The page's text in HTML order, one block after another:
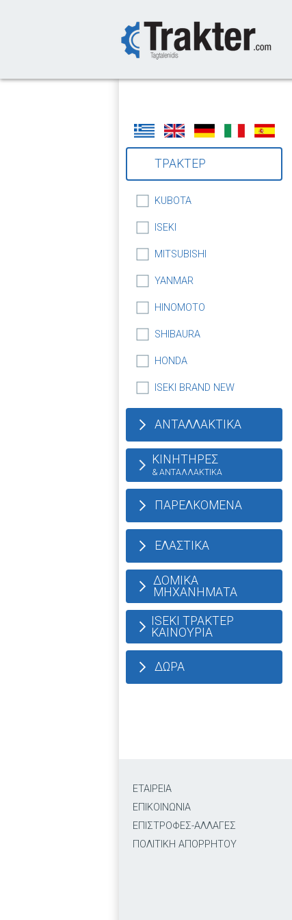
ΤΡΑΚΤΕΡ
KUBOTA
ISEKI
MITSUBISHI
YANMAR
HINOMOTO
SHIBAURA
HONDA
ISEKI BRAND NEW
ΑΝΤΑΛΛΑΚΤΙΚΑ
ΚΙΝΗΤΗΡΕΣ
& ΑΝΤΑΛΛΑΚΤΙΚΑ
ΠΑΡΕΛΚΟΜΕΝΑ
ΕΛΑΣΤΙΚΑ
ΔΟΜΙΚΑ
ΜΗΧΑΝΗΜΑΤΑ
ISEKI ΤΡΑΚΤΕΡ
ΚΑΙΝΟΥΡΙΑ
ΔΩΡΑ
ΕΤΑΙΡΕΙΑ
ΕΠΙΚΟΙΝΩΝΙΑ
ΕΠΙΣΤΡΟΦΕΣ-ΑΛΛΑΓΕΣ
ΠΟΛΙΤΙΚΗ ΑΠΟΡΡΗΤΟΥ